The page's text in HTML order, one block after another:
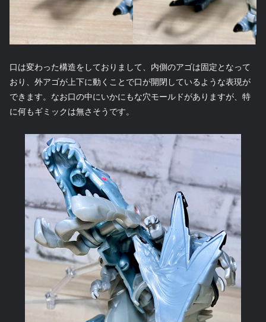
口は変わった構造をしておりまして、内側のアゴは固定となって
おり、外アゴが上下に動くことで口が開閉しているような表現が
できます。なお口の中にいかにもな穴モールドがありますが、特
に何もギミックは無さそうです。